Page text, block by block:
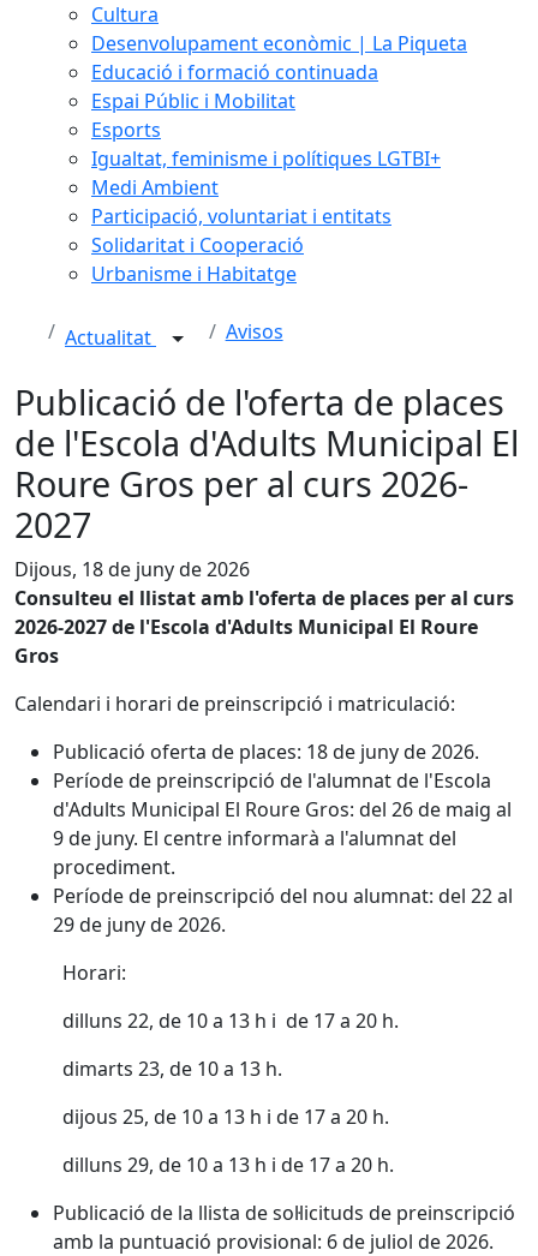
Cultura
Desenvolupament econòmic | La Piqueta
Educació i formació continuada
Espai Públic i Mobilitat
Esports
Igualtat, feminisme i polítiques LGTBI+
Medi Ambient
Participació, voluntariat i entitats
Solidaritat i Cooperació
Urbanisme i Habitatge
Actualitat Avisos
Publicació de l'oferta de places
de l'Escola d'Adults Municipal El
Roure Gros per al curs 2026-
2027
Dijous, 18 de juny de 2026
Consulteu el llistat amb l'oferta de places per al curs
2026-2027 de l'Escola d'Adults Municipal El Roure
Gros
Calendari i horari de preinscripció i matriculació:
Publicació oferta de places: 18 de juny de 2026.
Període de preinscripció de l'alumnat de l'Escola
d'Adults Municipal El Roure Gros: del 26 de maig al
9 de juny. El centre informarà a l'alumnat del
procediment.
Període de preinscripció del nou alumnat: del 22 al
29 de juny de 2026.
Horari:
dilluns 22, de 10 a 13 h i de 17 a 20 h.
dimarts 23, de 10 a 13 h.
dijous 25, de 10 a 13 h i de 17 a 20 h.
dilluns 29, de 10 a 13 h i de 17 a 20 h.
Publicació de la llista de sol·licituds de preinscripció
amb la puntuació provisional: 6 de juliol de 2026.